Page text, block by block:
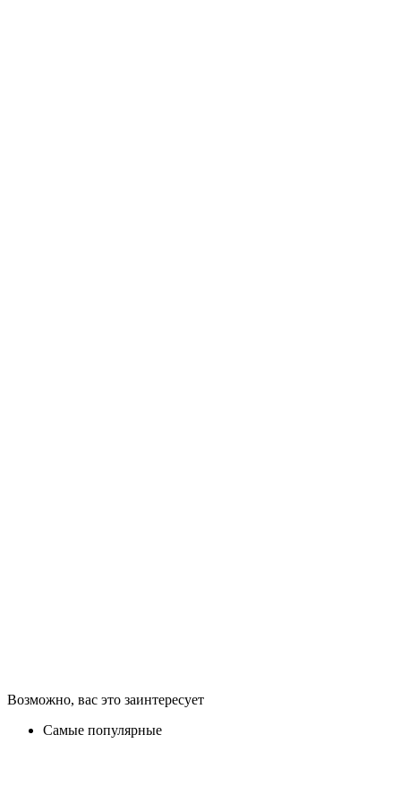
Возможно, вас это заинтересует
Самые популярные